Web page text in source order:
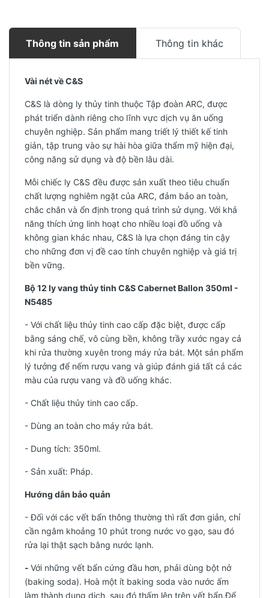
Thông tin sản phẩm Thông tin khác
Vài nét về C&S
C&S là dòng ly thủy tinh thuộc Tập đoàn ARC, được
phát triển dành riêng cho lĩnh vực dịch vụ ăn uống
chuyên nghiệp. Sản phẩm mang triết lý thiết kế tinh
giản, tập trung vào sự hài hòa giữa thẩm mỹ hiện đại,
công năng sử dụng và độ bền lâu dài.
Mỗi chiếc ly C&S đều được sản xuất theo tiêu chuẩn
chất lượng nghiêm ngặt của ARC, đảm bảo an toàn,
chắc chắn và ổn định trong quá trình sử dụng. Với khả
năng thích ứng linh hoạt cho nhiều loại đồ uống và
không gian khác nhau, C&S là lựa chọn đáng tin cậy
cho những đơn vị đề cao tính chuyên nghiệp và giá trị
bền vững.
Bộ 12 ly vang thủy tinh C&S Cabernet Ballon 350ml -
N5485
- Với chất liệu thủy tinh cao cấp đặc biệt, được cấp
bằng sáng chế, vô cùng bền, không trầy xước ngay cả
khi rửa thường xuyên trong máy rửa bát. Một sản phẩm
lý tưởng để nếm rượu vang và giúp đánh giá tất cả các
màu của rượu vang và đồ uống khác.
- Chất liệu thủy tinh cao cấp.
- Dùng an toàn cho máy rửa bát.
- Dung tích: 350ml.
- Sản xuất: Pháp.
Hướng dẫn bảo quản
- Đối với các vết bẩn thông thường thì rất đơn giản, chỉ
cần ngâm khoảng 10 phút trong nước vo gạo, sau đó
rửa lại thật sạch bằng nước lạnh.
- Với những vết bẩn cứng đầu hơn, phải dùng bột nở
(baking soda). Hoà một ít baking soda vào nước ấm
làm thành dung dịch, sau đó thấm lên trên vết bẩn.Để